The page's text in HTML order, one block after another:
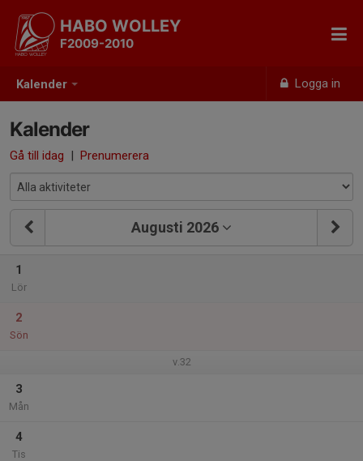
Kalender Logga in
HABO WOLLEY
F2009-2010
Kalender
Gå till idag | Prenumerera
Augusti 2026
1
Lör
2
Sön
v.32
3
Mån
4
Tis